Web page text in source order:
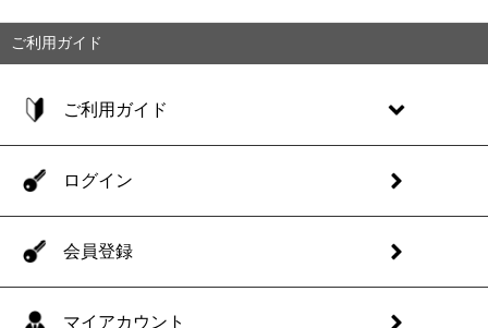
ご利用ガイド
ご利用ガイド
ログイン
会員登録
マイアカウント